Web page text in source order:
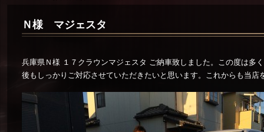
Ｎ様 マジェスタ
兵庫県Ｎ様 １７クラウンマジェスタ ご納車致しました。この度は多
後もしっかりご対応させていただきたいと思います。これからも当